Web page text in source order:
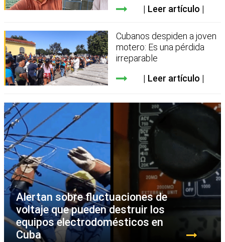
Leer artículo
Cubanos despiden a joven
motero: Es una pérdida
irreparable
Leer artículo
Alertan sobre fluctuaciones de
voltaje que pueden destruir los
equipos electrodomésticos en
Cuba